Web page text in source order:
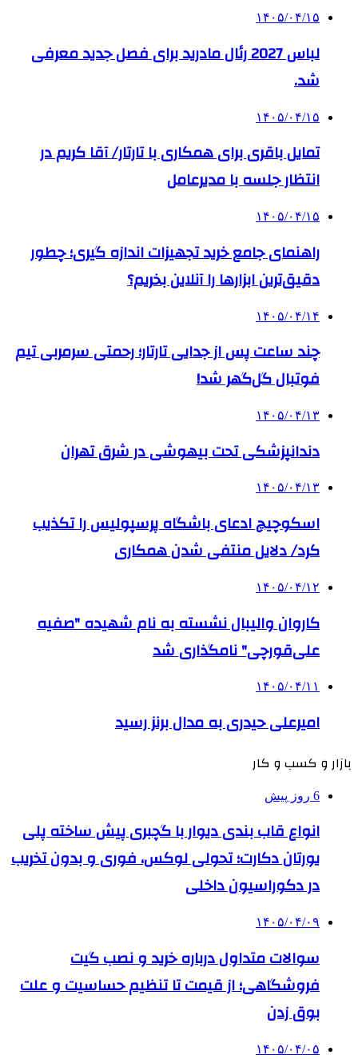
۱۴۰۵/۰۴/۱۵
لباس 2027 رئال مادرید برای فصل جدید معرفی
شد.
۱۴۰۵/۰۴/۱۵
تمایل باقری برای همکاری با تارتار/ آقا کریم در
انتظار جلسه با مدیرعامل
۱۴۰۵/۰۴/۱۵
راهنمای جامع خرید تجهیزات اندازه گیری؛ چطور
دقیق‌ترین ابزارها را آنلاین بخریم؟
۱۴۰۵/۰۴/۱۴
چند ساعت پس از جدایی تارتار؛ رحمتی سرمربی تیم
فوتبال گل‌گهر شد!
۱۴۰۵/۰۴/۱۳
دندانپزشکی تحت بیهوشی در شرق تهران
۱۴۰۵/۰۴/۱۳
اسکوچیچ ادعای باشگاه پرسپولیس را تکذیب
کرد/ دلایل منتفی شدن همکاری
۱۴۰۵/۰۴/۱۲
کاروان والیبال نشسته به نام شهیده "صفیه
علی‌قورچی" نامگذاری شد
۱۴۰۵/۰۴/۱۱
امیرعلی حیدری به مدال برنز رسید
بازار و کسب و کار
6 روز پیش
انواع قاب بندی دیوار با گچبری پیش ساخته پلی
یورتان دکارت؛ تحولی لوکس، فوری و بدون تخریب
در دکوراسیون داخلی
۱۴۰۵/۰۴/۰۹
سوالات متداول درباره خرید و نصب گیت
فروشگاهی؛ از قیمت تا تنظیم حساسیت و علت
بوق زدن
۱۴۰۵/۰۴/۰۵